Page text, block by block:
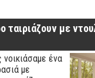
ταιριάζουν με
ένα
με